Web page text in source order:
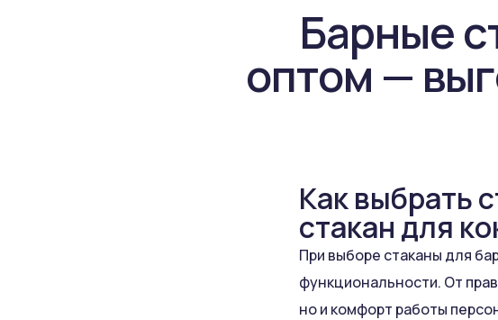
Барные
оптом —
Как выбрать
стакан для
При выборе стаканы для
функциональности. От
но и комфорт работы